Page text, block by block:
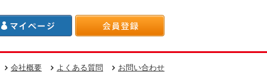
会社概要 よくある質問 お問い合わせ